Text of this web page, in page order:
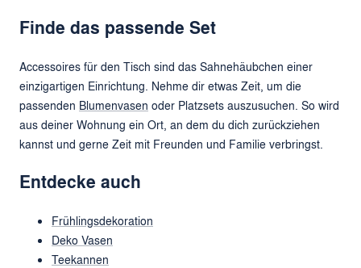
Finde das passende Set
Accessoires für den Tisch sind das Sahnehäubchen einer
einzigartigen Einrichtung. Nehme dir etwas Zeit, um die
passenden Blumenvasen oder Platzsets auszusuchen. So wird
aus deiner Wohnung ein Ort, an dem du dich zurückziehen
kannst und gerne Zeit mit Freunden und Familie verbringst.
Entdecke auch
Frühlingsdekoration
Deko Vasen
Teekannen